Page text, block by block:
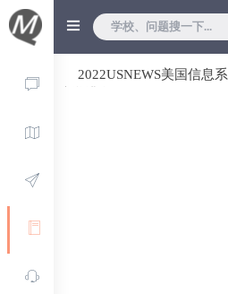
2022USNEWS美国信息系